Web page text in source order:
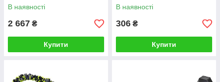
В наявності
2 667 ₴
Купити
В наявності
306 ₴
Купити